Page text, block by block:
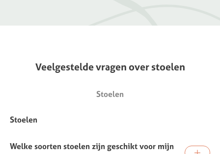
Veelgesteldevragen over stoelen
Stoelen
Stoelen
Welke soorten stoelen zijn geschikt voor mijn